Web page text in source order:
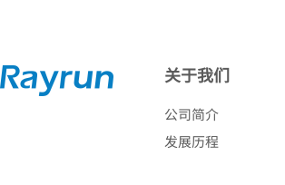
关于我们
公司简介
发展历程